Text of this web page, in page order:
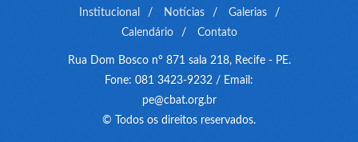
Institucional / Notícias / Galerias
/
Calendário
/ Contato
Rua Dom Bosco n° 871 sala 218, Recife - PE.
Fone: 081 3423-9232 / Email:
pe@cbat.org.br
© Todos os direitos reservados.